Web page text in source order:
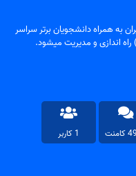
به همراه دانشجویان برتر سراسر
راه اندازی و مدیریت میشود.
1 کاربر